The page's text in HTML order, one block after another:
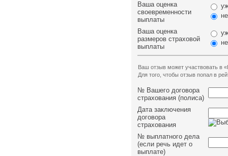
Ваша оценка
своевременности
выплаты
Ваша оценка
размеров страховой
выплаты
Ваш отзыв может участвовать в
Для того, чтобы отзыв попал в
№ Вашего договора
страхования (полиса)
Дата заключения
договора
страхования
№ выплатного дела
(если речь идет о
выплате)